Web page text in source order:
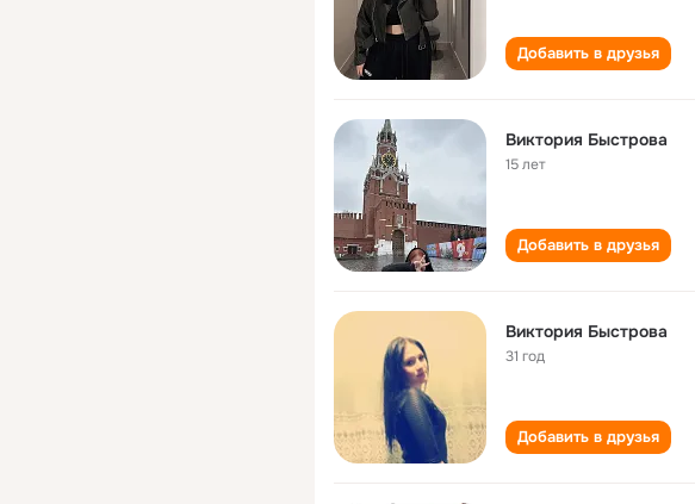
Добавить в друзья
Виктория Быстрова
15 лет
Добавить в друзья
Виктория Быстрова
31 год
Добавить в друзья